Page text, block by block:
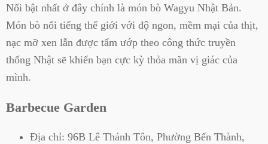
Nổi bật nhất ở đây chính là món bò Wagyu Nhật Bản.
Món bò nổi tiếng thế giới với độ ngon, mềm mại của thịt,
nạc mỡ xen lẫn được tẩm ướp theo công thức truyền
thống Nhật sẽ khiến bạn cực kỳ thỏa mãn vị giác của
mình.
Barbecue Garden
Địa chỉ: 96B Lê Thánh Tôn, Phường Bến Thành,